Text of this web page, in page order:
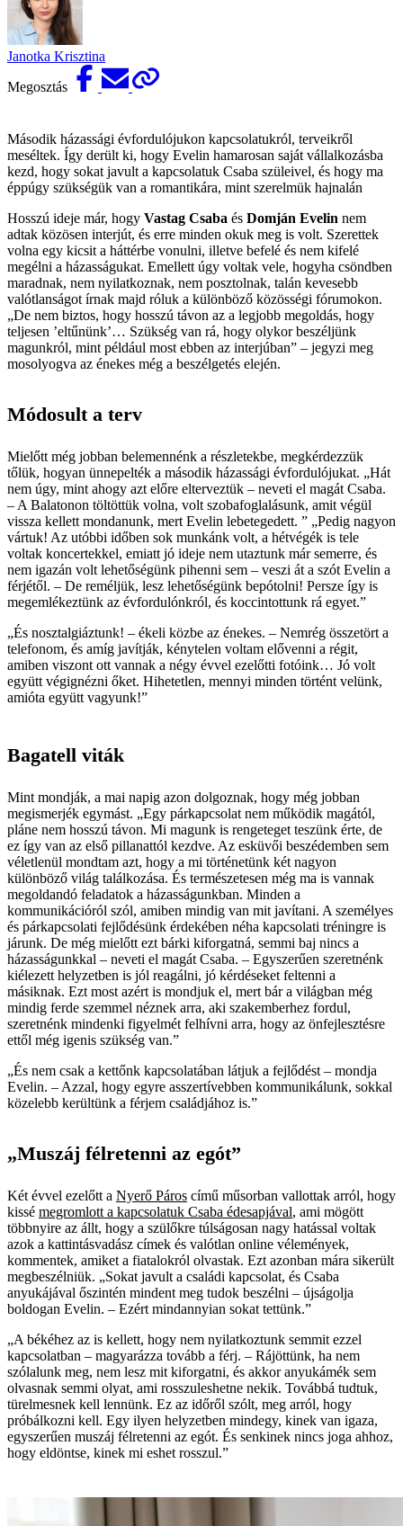
Janotka Krisztina
Megosztás
Második házassági évfordulójukon kapcsolatukról, terveikről
meséltek. Így derült ki, hogy Evelin hamarosan saját vállalkozásba
kezd, hogy sokat javult a kapcsolatuk Csaba szüleivel, és hogy ma
éppúgy szükségük van a romantikára, mint szerelmük hajnalán
Hosszú ideje már, hogy Vastag Csaba és Domján Evelin nem
adtak közösen interjút, és erre minden okuk meg is volt. Szerettek
volna egy kicsit a háttérbe vonulni, illetve befelé és nem kifelé
megélni a házasságukat. Emellett úgy voltak vele, hogyha csöndben
maradnak, nem nyilatkoznak, nem posztolnak, talán kevesebb
valótlanságot írnak majd róluk a különböző közösségi fórumokon.
„De nem biztos, hogy hosszú távon az a legjobb megoldás, hogy
teljesen ’eltűnünk’… Szükség van rá, hogy olykor beszéljünk
magunkról, mint például most ebben az interjúban” – jegyzi meg
mosolyogva az énekes még a beszélgetés elején.
Módosult a terv
Mielőtt még jobban belemennénk a részletekbe, megkérdezzük
tőlük, hogyan ünnepelték a második házassági évfordulójukat. „Hát
nem úgy, mint ahogy azt előre elterveztük – neveti el magát Csaba.
– A Balatonon töltöttük volna, volt szobafoglalásunk, amit végül
vissza kellett mondanunk, mert Evelin lebetegedett. ” „Pedig nagyon
vártuk! Az utóbbi időben sok munkánk volt, a hétvégék is tele
voltak koncertekkel, emiatt jó ideje nem utaztunk már semerre, és
nem igazán volt lehetőségünk pihenni sem – veszi át a szót Evelin a
férjétől. – De reméljük, lesz lehetőségünk bepótolni! Persze így is
megemlékeztünk az évfordulónkról, és koccintottunk rá egyet.”
„És nosztalgiáztunk! – ékeli közbe az énekes. – Nemrég összetört a
telefonom, és amíg javítják, kénytelen voltam elővenni a régit,
amiben viszont ott vannak a négy évvel ezelőtti fotóink… Jó volt
együtt végignézni őket. Hihetetlen, mennyi minden történt velünk,
amióta együtt vagyunk!”
Bagatell viták
Mint mondják, a mai napig azon dolgoznak, hogy még jobban
megismerjék egymást. „Egy párkapcsolat nem működik magától,
pláne nem hosszú távon. Mi magunk is rengeteget teszünk érte, de
ez így van az első pillanattól kezdve. Az esküvői beszédemben sem
véletlenül mondtam azt, hogy a mi történetünk két nagyon
különböző világ találkozása. És természetesen még ma is vannak
megoldandó feladatok a házasságunkban. Minden a
kommunikációról szól, amiben mindig van mit javítani. A személyes
és párkapcsolati fejlődésünk érdekében néha kapcsolati tréningre is
járunk. De még mielőtt ezt bárki kiforgatná, semmi baj nincs a
házasságunkkal – neveti el magát Csaba. – Egyszerűen szeretnénk
kiélezett helyzetben is jól reagálni, jó kérdéseket feltenni a
másiknak. Ezt most azért is mondjuk el, mert bár a világban még
mindig ferde szemmel néznek arra, aki szakemberhez fordul,
szeretnénk mindenki figyelmét felhívni arra, hogy az önfejlesztésre
ettől még igenis szükség van.”
„És nem csak a kettőnk kapcsolatában látjuk a fejlődést – mondja
Evelin. – Azzal, hogy egyre asszertívebben kommunikálunk, sokkal
közelebb kerültünk a férjem családjához is.”
„Muszáj félretenni az egót”
Két évvel ezelőtt a Nyerő Páros című műsorban vallottak arról, hogy
kissé megromlott a kapcsolatuk Csaba édesapjával, ami mögött
többnyire az állt, hogy a szülőkre túlságosan nagy hatással voltak
azok a kattintásvadász címek és valótlan online vélemények,
kommentek, amiket a fiatalokról olvastak. Ezt azonban mára sikerült
megbeszélniük. „Sokat javult a családi kapcsolat, és Csaba
anyukájával őszintén mindent meg tudok beszélni – újságolja
boldogan Evelin. – Ezért mindannyian sokat tettünk.”
„A békéhez az is kellett, hogy nem nyilatkoztunk semmit ezzel
kapcsolatban – magyarázza tovább a férj. – Rájöttünk, ha nem
szólalunk meg, nem lesz mit kiforgatni, és akkor anyukámék sem
olvasnak semmi olyat, ami rosszuleshetne nekik. Továbbá tudtuk,
türelmesnek kell lennünk. Ez az időről szólt, meg arról, hogy
próbálkozni kell. Egy ilyen helyzetben mindegy, kinek van igaza,
egyszerűen muszáj félretenni az egót. És senkinek nincs joga ahhoz,
hogy eldöntse, kinek mi eshet rosszul.”